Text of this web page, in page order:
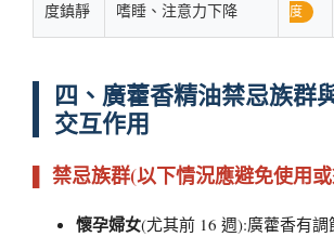
度鎮靜
嗜睡、注意力下降
度
四、廣藿香精油禁忌族群
交互作用
▌ 禁忌族群(以下情況應避免使用
懷孕婦女(尤其前 16 週):廣藿香有